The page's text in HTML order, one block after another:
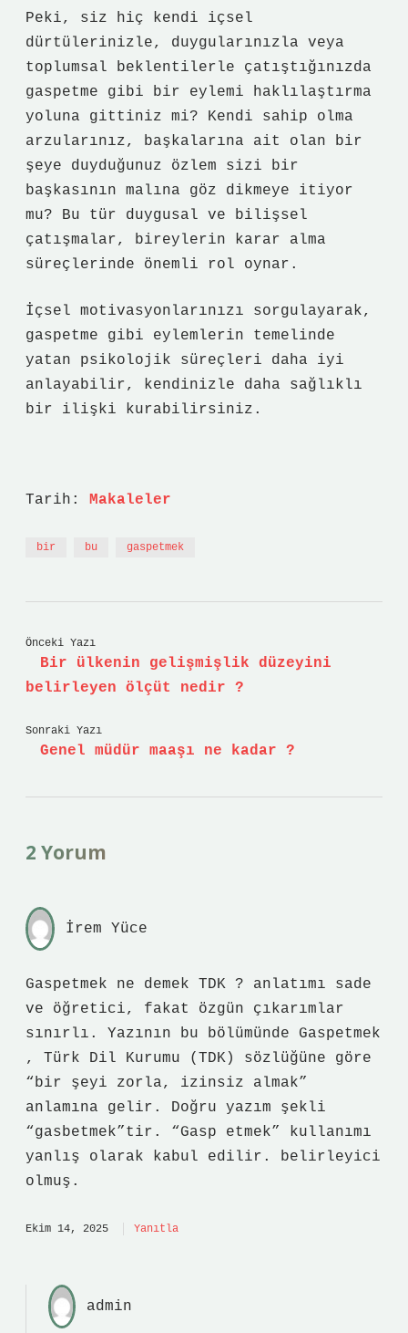
Peki, siz hiç kendi içsel
dürtülerinizle, duygularınızla veya
toplumsal beklentilerle çatıştığınızda
gaspetme gibi bir eylemi haklılaştırma
yoluna gittiniz mi? Kendi sahip olma
arzularınız, başkalarına ait olan bir
şeye duyduğunuz özlem sizi bir
başkasının malına göz dikmeye itiyor
mu? Bu tür duygusal ve bilişsel
çatışmalar, bireylerin karar alma
süreçlerinde önemli rol oynar.
İçsel motivasyonlarınızı sorgulayarak,
gaspetme gibi eylemlerin temelinde
yatan psikolojik süreçleri daha iyi
anlayabilir, kendinizle daha sağlıklı
bir ilişki kurabilirsiniz.
Tarih: Makaleler
bir bu gaspetmek
Önceki Yazı
Bir ülkenin gelişmişlik düzeyini
belirleyen ölçüt nedir ?
Sonraki Yazı
Genel müdür maaşı ne kadar ?
2 Yorum
Gaspetmek ne demek TDK ? anlatımı sade
ve öğretici, fakat özgün çıkarımlar
sınırlı. Yazının bu bölümünde Gaspetmek
, Türk Dil Kurumu (TDK) sözlüğüne göre
“bir şeyi zorla, izinsiz almak”
anlamına gelir. Doğru yazım şekli
“gasbetmek”tir. “Gasp etmek” kullanımı
yanlış olarak kabul edilir. belirleyici
olmuş.
Ekim 14, 2025 Yanıtla